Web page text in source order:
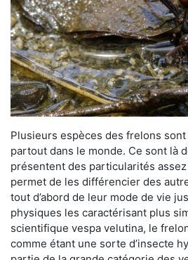
Plusieurs espèces des frelons
partout dans le monde. Ce sont là
présentent des particularités
permet de les différencier des
tout d’abord de leur mode de vie
physiques les caractérisant plus
scientifique vespa velutina, le
comme étant une sorte d’insecte